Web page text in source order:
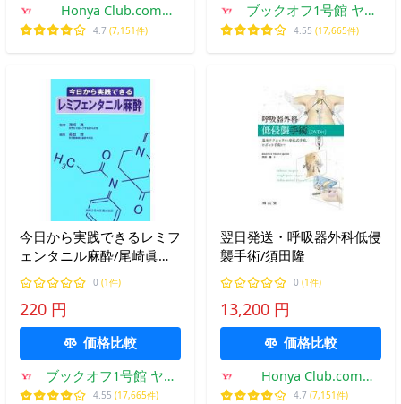
Honya Club.com
Yahoo!店
4.7 (7,151件)
ブックオフ1号館 ヤフ
ーショッピング店
4.55 (17,665件)
今日から実践できるレミフ
ェンタニル麻酔/尾崎眞
【監修】,長田理【編】
0 (1件)
220 円
価格比較
ブックオフ1号館 ヤフ
ーショッピング店
4.55 (17,665件)
翌日発送・呼吸器外科低侵
襲手術/須田隆
0 (1件)
13,200 円
価格比較
Honya Club.com
Yahoo!店
4.7 (7,151件)